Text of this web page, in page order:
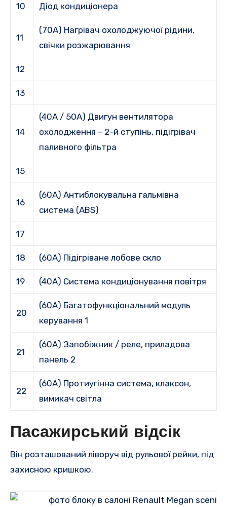
10 Діод кондиціонера
11
(70A) Нагрівач охолоджуючої рідини,
свічки розжарювання
12
13
14
(40A / 50A) Двигун вентилятора
охолодження – 2-й ступінь, підігрівач
паливного фільтра
15
16
(60A) Антиблокувальна гальмівна
система (ABS)
17
18 (60A) Підігріване лобове скло
19 (40A) Система кондиціонування повітря
20
(60A) Багатофункціональний модуль
керування 1
21
(60A) Запобіжник / реле, приладова
панель 2
22
(60A) Протиугінна система, клаксон,
вимикач світла
Пасажирський відсік
Він розташований ліворуч від рульової рейки, під
захисною кришкою.